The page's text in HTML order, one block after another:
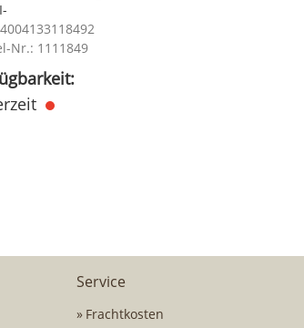
Nr.: 1111849
Service
Frachtkosten